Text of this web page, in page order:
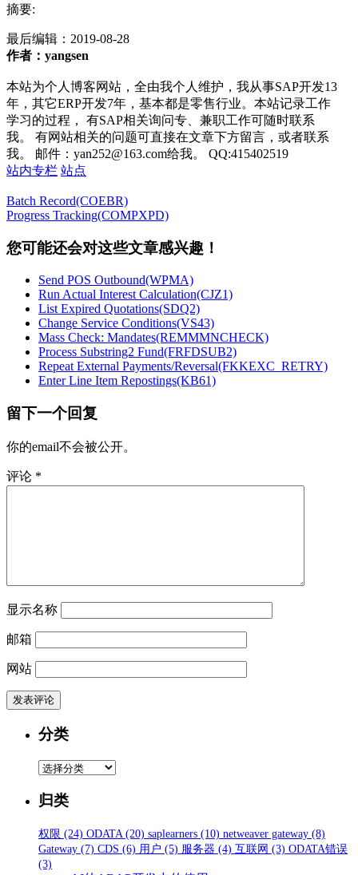
摘要:
最后编辑： 2019-08-28
作者：yangsen
本站为个人博客网站，全由我个人维护，我从事SAP开发13
年，其它ERP开发7年，基本都是零售行业。本站记录工作
学习的过程， 有SAP相关询问专、兼职工作可随时联系
我。 有网站相关的问题可直接在文章下方留言，或者联系
我。 邮件：yan252@163.com给我。 QQ:415402519
站内专栏 站点
Batch Record(COEBR)
Progress Tracking(COMPXPD)
您可能还会对这些文章感兴趣！
Send POS Outbound(WPMA)
Run Actual Interest Calculation(CJZ1)
List Expired Quotations(SDQ2)
Change Service Conditions(VS43)
Mass Check: Mandates(REMMMNCHECK)
Process Substring2 Fund(FRFDSUB2)
Repeat External Payments/Reversal(FKKEXC_RETRY)
Enter Line Item Repostings(KB61)
留下一个回复
你的email不会被公开。
评论 *
显示名称
邮箱
网站
分类
分
归类
权限 (24) ODATA (20) saplearners (10) netweaver gateway (8)
Gateway (7) CDS (6) 用户 (5) 服务器 (4) 互联网 (3) ODATA错误
(3)